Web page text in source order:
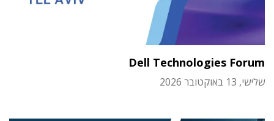
Dell Technologies Forum
שלישי, 13 באוקטובר 2026